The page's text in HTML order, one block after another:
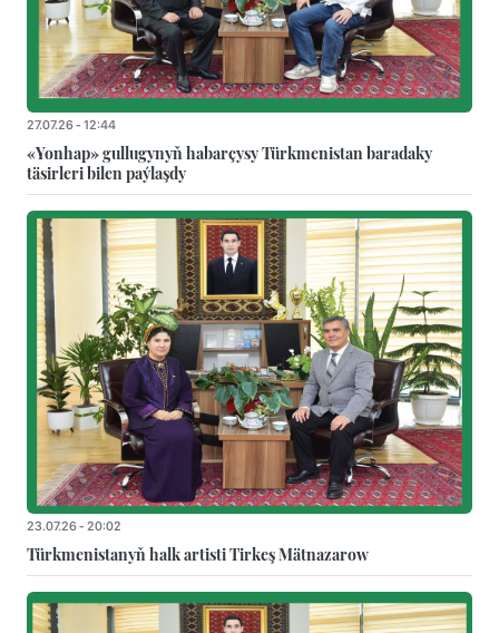
27.07.26 - 12:44
«Yonhap» gullugynyň habarçysy Türkmenistan baradaky
täsirleri bilen paýlaşdy
23.07.26 - 20:02
Türkmenistanyň halk artisti Tirkeş Mätnazarow